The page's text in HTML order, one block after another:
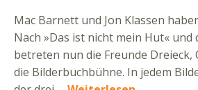
Mac Barnett und Jon Klassen
Nach »Das ist nicht mein Hut« und
betreten nun die Freunde Dreieck,
die Bilderbuchbühne. In jedem